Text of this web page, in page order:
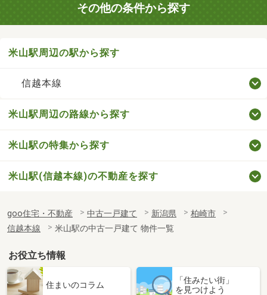
その他の条件から探す
米山駅周辺の駅から探す
信越本線
米山駅周辺の路線から探す
米山駅の特集から探す
米山駅(信越本線)の不動産を探す
goo住宅・不動産 中古一戸建て 新潟県
柏崎市
信越本線
米山駅の中古一戸建て 物件一覧
お役立ち情報
住まいのコラム
「住みたい街」
を見つけよう